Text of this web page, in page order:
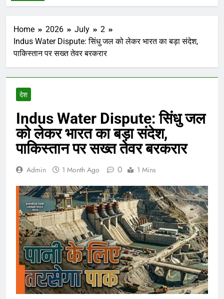
Home 2026 July
2
Indus Water Dispute: सिंधु जल को लेकर भारत का बड़ा संदेश,
पाकिस्तान पर सख्त तेवर बरकरार
देश
Indus Water Dispute: सिंधु जल
को लेकर भारत का बड़ा संदेश,
पाकिस्तान पर सख्त तेवर बरकरार
Admin 1 Month Ago 0 1 Mins